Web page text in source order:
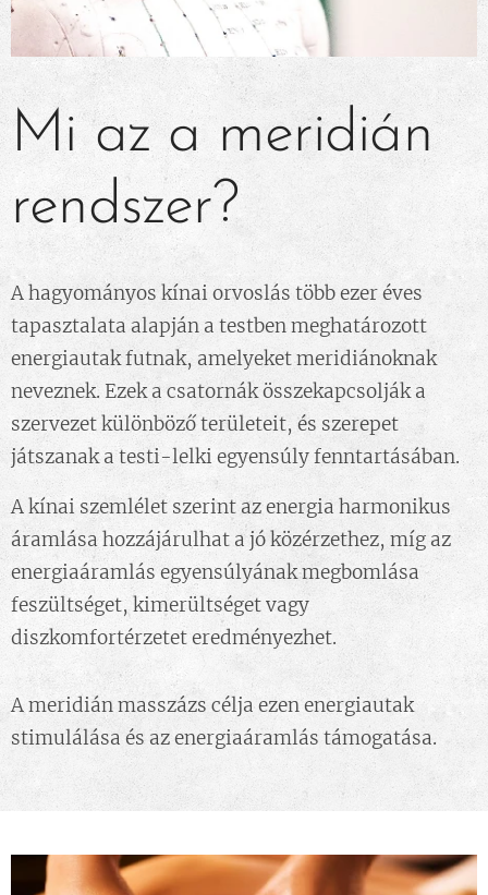
Mi az a meridián
rendszer?
A hagyományos kínai orvoslás több ezer éves
tapasztalata alapján a testben meghatározott
energiautak futnak, amelyeket meridiánoknak
neveznek. Ezek a csatornák összekapcsolják a
szervezet különböző területeit, és szerepet
játszanak a testi-lelki egyensúly fenntartásában.
A kínai szemlélet szerint az energia harmonikus
áramlása hozzájárulhat a jó közérzethez, míg az
energiaáramlás egyensúlyának megbomlása
feszültséget, kimerültséget vagy
diszkomfortérzetet eredményezhet.
A meridián masszázs célja ezen energiautak
stimulálása és az energiaáramlás támogatása.